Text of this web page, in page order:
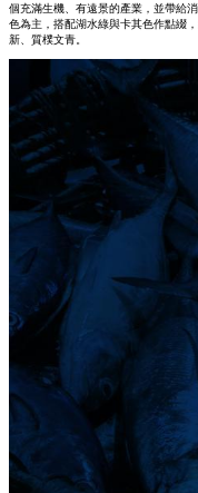
個充滿生機、有遠景的產業，並帶給
色為主，搭配湖水綠與卡其色作點綴
新、質樸文青。